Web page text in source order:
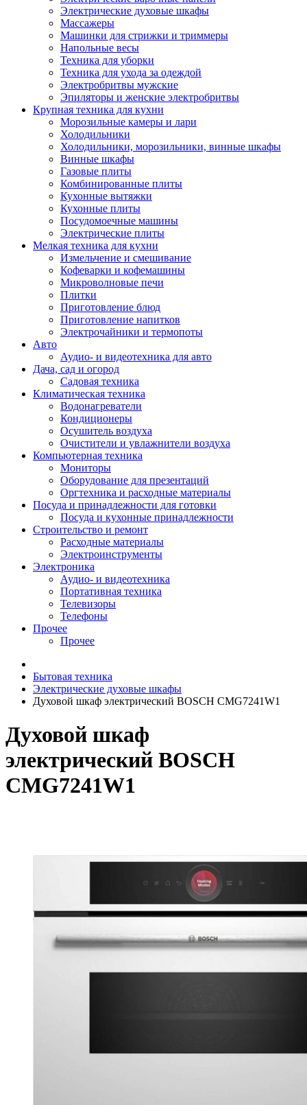
Электрические духовые шкафы
Массажеры
Машинки для стрижки и триммеры
Напольные весы
Техника для уборки
Техника для ухода за одеждой
Электробритвы мужские
Эпиляторы и женские электробритвы
Крупная техника для кухни
Морозильные камеры и лари
Холодильники
Холодильники, морозильники, винные шкафы
Винные шкафы
Газовые плиты
Комбинированные плиты
Кухонные вытяжки
Кухонные плиты
Посудомоечные машины
Электрические плиты
Мелкая техника для кухни
Измельчение и смешивание
Кофеварки и кофемашины
Микроволновые печи
Плитки
Приготовление блюд
Приготовление напитков
Электрочайники и термопоты
Авто
Аудио- и видеотехника для авто
Дача, сад и огород
Садовая техника
Климатическая техника
Водонагреватели
Кондиционеры
Осушитель воздуха
Очистители и увлажнители воздуха
Компьютерная техника
Мониторы
Оборудование для презентаций
Оргтехника и расходные материалы
Посуда и принадлежности для готовки
Посуда и кухонные принадлежности
Строительство и ремонт
Расходные материалы
Электроинструменты
Электроника
Аудио- и видеотехника
Портативная техника
Телевизоры
Телефоны
Прочее
Прочее
Бытовая техника
Электрические духовые шкафы
Духовой шкаф электрический BOSCH CMG7241W1
Духовой шкаф
электрический BOSCH
CMG7241W1